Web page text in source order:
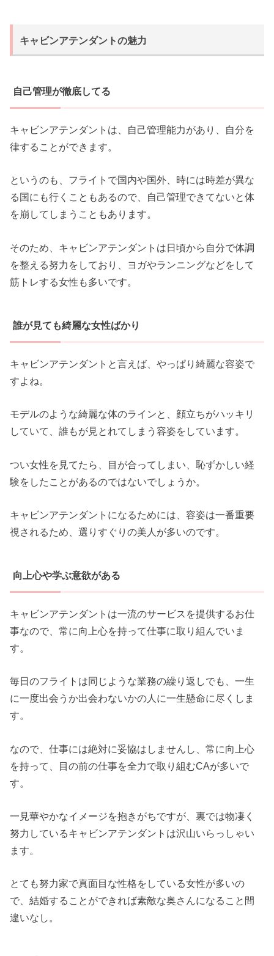
キャビンアテンダントの魅力
自己管理が徹底してる
キャビンアテンダントは、自己管理能力があり、自分を
律することができます。
というのも、フライトで国内や国外、時には時差が異な
る国にも行くこともあるので、自己管理できてないと体
を崩してしまうこともあります。
そのため、キャビンアテンダントは日頃から自分で体調
を整える努力をしており、ヨガやランニングなどをして
筋トレする女性も多いです。
誰が見ても綺麗な女性ばかり
キャビンアテンダントと言えば、やっぱり綺麗な容姿で
すよね。
モデルのような綺麗な体のラインと、顔立ちがハッキリ
していて、誰もが見とれてしまう容姿をしています。
つい女性を見てたら、目が合ってしまい、恥ずかしい経
験をしたことがあるのではないでしょうか。
キャビンアテンダントになるためには、容姿は一番重要
視されるため、選りすぐりの美人が多いのです。
向上心や学ぶ意欲がある
キャビンアテンダントは一流のサービスを提供するお仕
事なので、常に向上心を持って仕事に取り組んでいま
す。
毎日のフライトは同じような業務の繰り返しでも、一生
に一度出会うか出会わないかの人に一生懸命に尽くしま
す。
なので、仕事には絶対に妥協はしませんし、常に向上心
を持って、目の前の仕事を全力で取り組むCAが多いで
す。
一見華やかなイメージを抱きがちですが、裏では物凄く
努力しているキャビンアテンダントは沢山いらっしゃい
ます。
とても努力家で真面目な性格をしている女性が多いの
で、結婚することができれば素敵な奥さんになること間
違いなし。